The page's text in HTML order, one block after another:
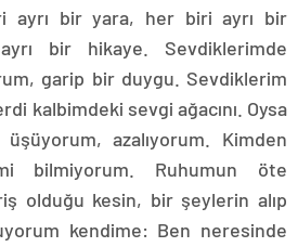
ayrı bir yara, her biri ayrı bir
bir hikaye. Sevdiklerimde
garip bir duygu. Sevdiklerim
kalbimdeki sevgi ağacını. Oysa
azalıyorum. Kimden
bilmiyorum. Ruhumun öte
olduğu kesin, bir şeylerin alıp
kendime: Ben neresinde